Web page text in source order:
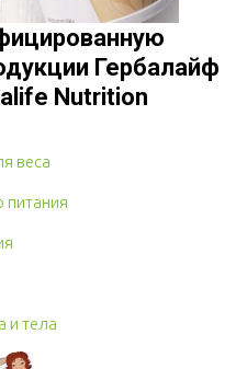
Гербалайф
Nutrition
веса
питания
и тела